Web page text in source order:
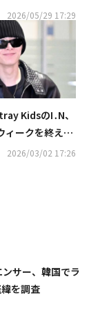
入
2026/05/29 17:29
KidsのI․N、
ィークを終えて
国
2026/03/02 17:26
サー、韓国でラ
を調査